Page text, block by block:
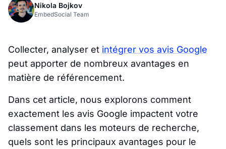
Nikola Bojkov
EmbedSocial Team
Collecter, analyser et intégrer vos avis Google
peut apporter de nombreux avantages en
matière de référencement.
Dans cet article, nous explorons comment
exactement les avis Google impactent votre
classement dans les moteurs de recherche,
quels sont les principaux avantages pour le